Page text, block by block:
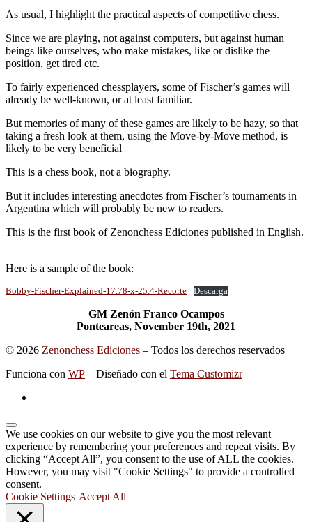
As usual, I highlight the practical aspects of competitive chess.
Since we are playing, not against computers, but against human
beings like ourselves, who make mistakes, like or dislike the
position, get tired etc.
To fairly experienced chessplayers, some of Fischer’s games will
already be well-known, or at least familiar.
But memories of many of these games are likely to be hazy, so that
taking a fresh look at them, using the Move-by-Move method, is
likely to be very beneficial
This is a chess book, not a biography.
But it includes interesting anecdotes from Fischer’s tournaments in
Argentina which will probably be new to readers.
This is the first book of Zenonchess Ediciones published in English.
Here is a sample of the book:
Bobby-Fischer-Explained-17.78-x-25.4-Recorte Descarga
GM Zenón Franco Ocampos
Ponteareas, November 19th, 2021
© 2026 Zenonchess Ediciones – Todos los derechos reservados
Funciona con WP – Diseñado con el Tema Customizr
We use cookies on our website to give you the most relevant
experience by remembering your preferences and repeat visits. By
clicking “Accept All”, you consent to the use of ALL the cookies.
However, you may visit "Cookie Settings" to provide a controlled
consent.
Cookie Settings Accept All